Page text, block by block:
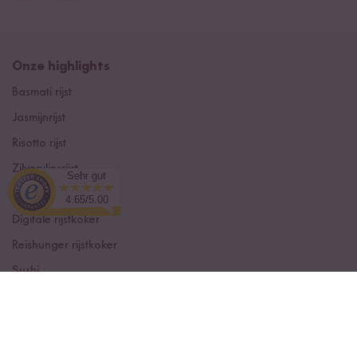
Onze highlights
Basmati rijst
Jasmijnrijst
Risotto rijst
Zilvervliesrijst
Rode Rijst
Digitale rijstkoker
Reishunger rijstkoker
Sushi
Sehr gut
4.65/5.00